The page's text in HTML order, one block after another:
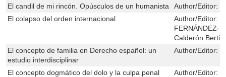
El candil de mi rincón. Opúsculos de un humanista
Author/Editor:
El colapso del orden internacional
Author/Editor:
FERNÁNDEZ-
Calderón Berti
El concepto de familia en Derecho español: un
estudio interdisciplinar
Author/Editor:
El concepto dogmático del dolo y la culpa penal Author/Editor: